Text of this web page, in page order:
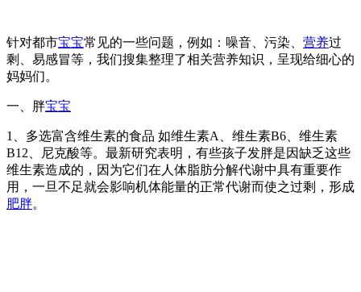
针对都市宝宝常见的一些问题，例如：噪音、污染、 营养过
剩、易感冒等，我们搜集整理了相关营养知识，呈现给细心的
妈妈们。
一、胖宝宝
1、多选富含维生素的食品 如维生素A、维生素B6、维生素
B12、尼克酸等。最新研究表明，有些孩子发胖是因缺乏这些
维生素造成的，因为它们在人体脂肪分解代谢中具有重要作
用，一旦不足就会影响机体能量的正常代谢而使之过剩，形成
肥胖。